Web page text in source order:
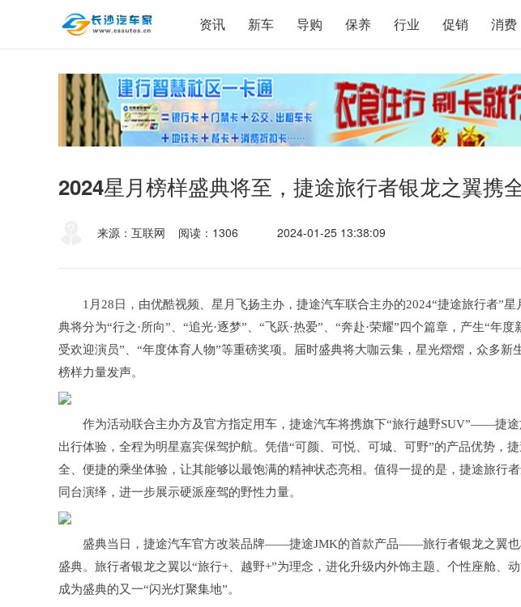
资讯 新车 导购 保养 行业 促销 消费
2024星月榜样盛典将至，捷途旅行者银龙之翼携
来源：互联网 阅读：1306 2024-01-25 13:38:09
1月28日，由优酷视频、星月飞扬主办，捷途汽车联合主办的2024“捷途旅行者”
典将分为“行之·所向”、“追光·逐梦”、“飞跃·热爱”、“奔赴·荣耀”四个篇章，产生“年
受欢迎演员”、“年度体育人物”等重磅奖项。届时盛典将大咖云集，星光熠熠，众多新
榜样力量发声。
作为活动联合主办方及官方指定用车，捷途汽车将携旗下“旅行越野SUV”——捷
出行体验，全程为明星嘉宾保驾护航。凭借“可颜、可悦、可城、可野”的产品优势，
全、便捷的乘坐体验，让其能够以最饱满的精神状态亮相。值得一提的是，捷途旅行
同台演绎，进一步展示硬派座驾的野性力量。
盛典当日，捷途汽车官方改装品牌——捷途JMK的首款产品——旅行者银龙之翼也
盛典。旅行者银龙之翼以“旅行+、越野+”为理念，进化升级内外饰主题、个性座舱、
成为盛典的又一“闪光灯聚集地”。